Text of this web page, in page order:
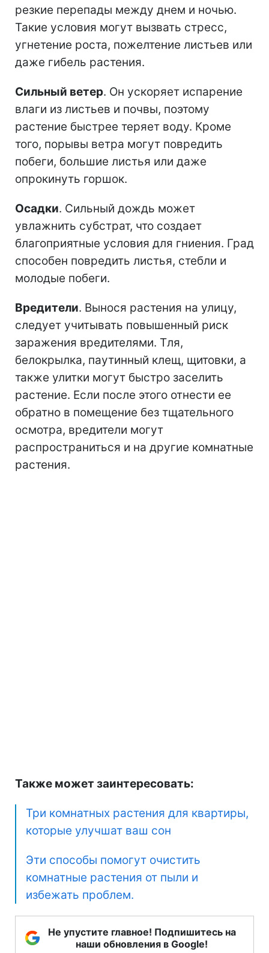
резкие перепады между днем и ночью.
Такие условия могут вызвать стресс,
угнетение роста, пожелтение листьев или
даже гибель растения.
Сильный ветер. Он ускоряет испарение
влаги из листьев и почвы, поэтому
растение быстрее теряет воду. Кроме
того, порывы ветра могут повредить
побеги, большие листья или даже
опрокинуть горшок.
Осадки. Сильный дождь может
увлажнить субстрат, что создает
благоприятные условия для гниения. Град
способен повредить листья, стебли и
молодые побеги.
Вредители. Вынося растения на улицу,
следует учитывать повышенный риск
заражения вредителями. Тля,
белокрылка, паутинный клещ, щитовки, а
также улитки могут быстро заселить
растение. Если после этого отнести ее
обратно в помещение без тщательного
осмотра, вредители могут
распространиться и на другие комнатные
растения.
Также может заинтересовать:
Три комнатных растения для квартиры,
которые улучшат ваш сон
Эти способы помогут очистить
комнатные растения от пыли и
избежать проблем.
Не упустите главное! Подпишитесь на
наши обновления в Google!